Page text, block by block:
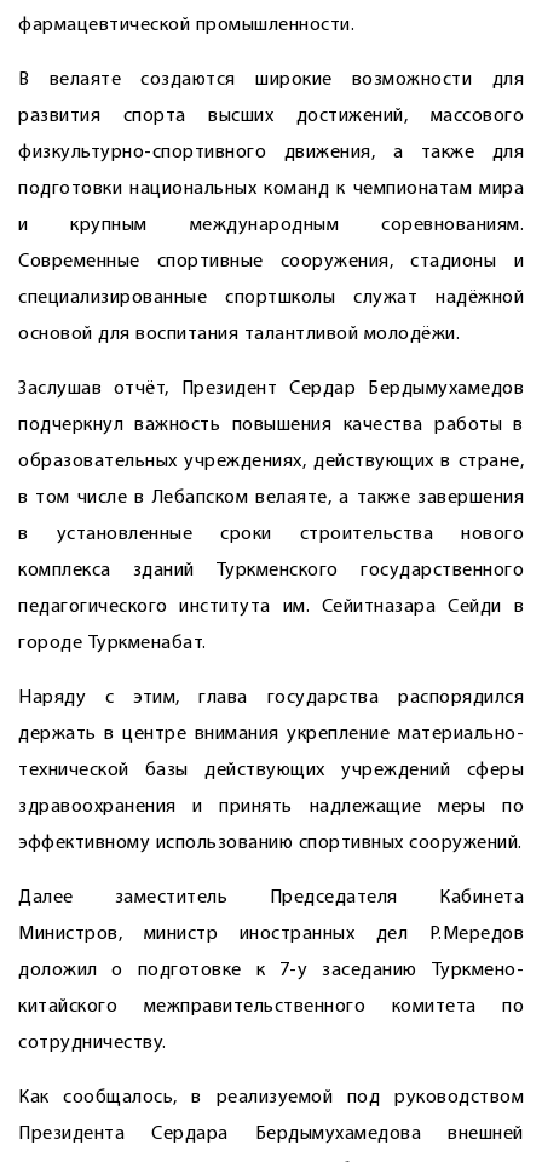
фармацевтической промышленности.
В велаяте создаются широкие возможности для
развития спорта высших достижений, массового
физкультурно-спортивного движения, а также для
подготовки национальных команд к чемпионатам мира
и крупным международным соревнованиям.
Современные спортивные сооружения, стадионы и
специализированные спортшколы служат надёжной
основой для воспитания талантливой молодёжи.
Заслушав отчёт, Президент Сердар Бердымухамедов
подчеркнул важность повышения качества работы в
образовательных учреждениях, действующих в стране,
в том числе в Лебапском велаяте, а также завершения
в установленные сроки строительства нового
комплекса зданий Туркменского государственного
педагогического института им. Сейитназара Сейди в
городе Туркменабат.
Наряду с этим, глава государства распорядился
держать в центре внимания укрепление материально-
технической базы действующих учреждений сферы
здравоохранения и принять надлежащие меры по
эффективному использованию спортивных сооружений.
Далее заместитель Председателя Кабинета
Министров, министр иностранных дел Р.Мередов
доложил о подготовке к 7-у заседанию Туркмено-
китайского межправительственного комитета по
сотрудничеству.
Как сообщалось, в реализуемой под руководством
Президента Сердара Бердымухамедова внешней